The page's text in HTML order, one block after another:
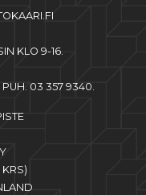
KLO 9-16.
03 357 9340.